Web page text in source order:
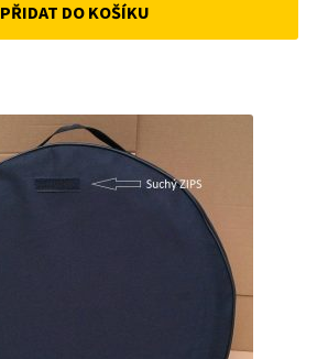
was:
is:
PŘIDAT DO KOŠÍKU